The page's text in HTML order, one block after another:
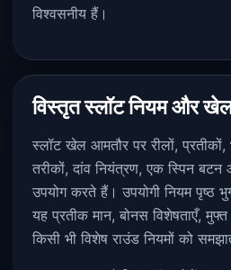
विश्वसनीय हैं।
विस्तृत स्लॉट नियम और
स्लॉट खेल आमतौर पर रीलों,
तरीकों, दांव नियंत्रण, एक स्पिन
उपयोग करते हैं। उपयोगी नियम पृष्ठ
यह प्रतीक मान, बोनस विशेषताएँ,
किसी भी विशेष राउंड नियमों को